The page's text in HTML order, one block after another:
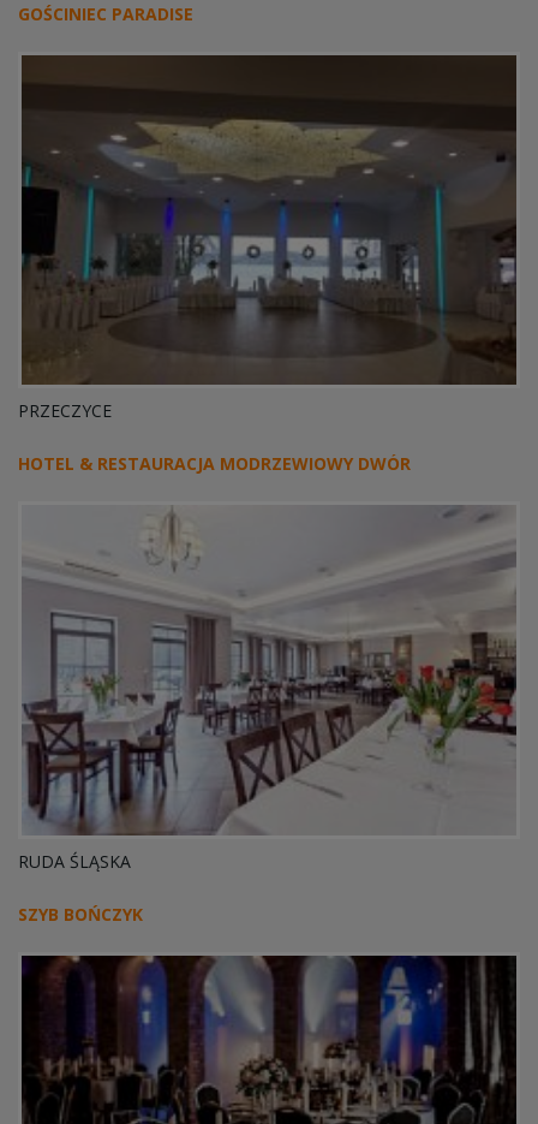
GOŚCINIEC PARADISE
PRZECZYCE
HOTEL & RESTAURACJA MODRZEWIOWY DWÓR
RUDA ŚLĄSKA
SZYB BOŃCZYK